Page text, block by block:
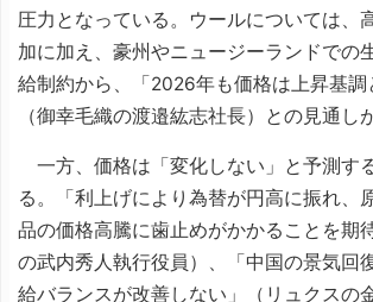
圧力となっている。ウールについては、
加に加え、豪州やニュージーランドでの
給制約から、「2026年も価格は上昇基調
（御幸毛織の渡邉紘志社長）との見通し
一方、価格は「変化しない」と予測す
る。「利上げにより為替が円高に振れ、
品の価格高騰に歯止めがかかることを期
の武内秀人執行役員）、「中国の景気回
給バランスが改善しない」（リュクスの